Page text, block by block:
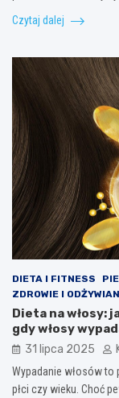
Czytaj dalej
DIETA I FITNESS
ZDROWIE I
Dieta na włosy:
gdy włosy
31 lipca 2025
Wypadanie włosów to
płci czy wieku. Choć